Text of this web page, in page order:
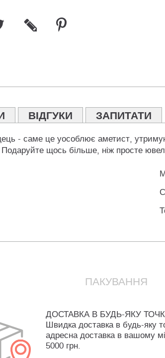
ВІДГУКИ ЗАПИТАТИ
- саме це уособлює аметист,
щось більше, ніж просте
ПАКУВАННЯ
ДОСТАВКА В БУДЬ-ЯКУ
Швидка доставка в будь-яку
адресна доставка в вашому
5000 грн.